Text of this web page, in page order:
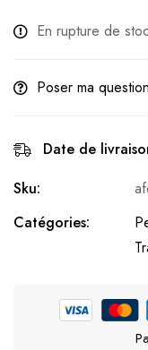
En rupture de
Poser ma question
Date de
Sku:
Catégories: